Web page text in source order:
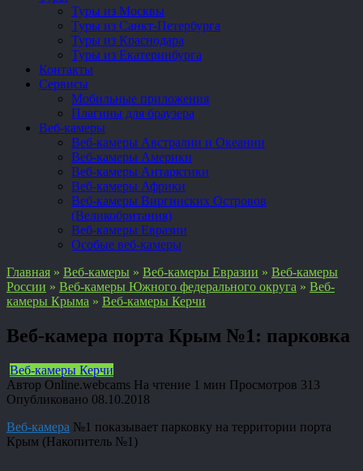
Туры из Москвы
Туры из Санкт-Петербурга
Туры из Краснодара
Туры из Екатеринбурга
Контакты
Сервисы
Мобильные приложения
Плагины для браузера
Веб-камеры
Веб-камеры Австралии и Океании
Веб-камеры Америки
Веб-камеры Антарктики
Веб-камеры Африки
Веб-камеры Виргинских Островов
(Великобритания)
Веб-камеры Евразии
Особые веб-камеры
Главная » Веб-камеры » Веб-камеры Евразии » Веб-камеры
России » Веб-камеры Южного федерального округа » Веб-
камеры Крыма » Веб-камеры Керчи
Веб-камера порта Крым №1: парковка
Веб-камеры Керчи
Автор Online.webcams На чтение 1 мин Просмотров 313
Опубликовано 08.10.2018
Веб-камера №1 показывает парковку на территории порта
Крым (Накопитель №1)